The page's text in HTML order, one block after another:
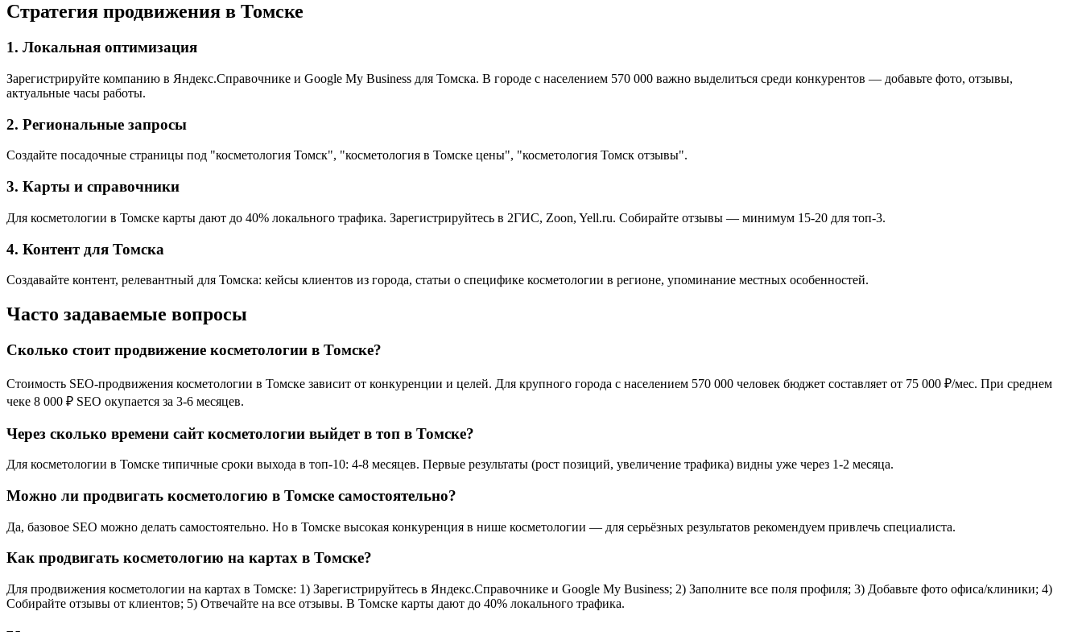
Стратегия продвижения в Томске
1. Локальная оптимизация
Зарегистрируйте компанию в Яндекс.Справочнике и Google My Business для Томска. В городе с населением 570 000 важно выделиться среди конкурентов — добавьте фото, отзывы,
актуальные часы работы.
2. Региональные запросы
Создайте посадочные страницы под "косметология Томск", "косметология в Томске цены", "косметология Томск отзывы".
3. Карты и справочники
Для косметологии в Томске карты дают до 40% локального трафика. Зарегистрируйтесь в 2ГИС, Zoon, Yell.ru. Собирайте отзывы — минимум 15-20 для топ-3.
4. Контент для Томска
Создавайте контент, релевантный для Томска: кейсы клиентов из города, статьи о специфике косметологии в регионе, упоминание местных особенностей.
Часто задаваемые вопросы
Сколько стоит продвижение косметологии в Томске?
Стоимость SEO-продвижения косметологии в Томске зависит от конкуренции и целей. Для крупного города с населением 570 000 человек бюджет составляет от 75 000 ₽/мес. При среднем
чеке 8 000 ₽ SEO окупается за 3-6 месяцев.
Через сколько времени сайт косметологии выйдет в топ в Томске?
Для косметологии в Томске типичные сроки выхода в топ-10: 4-8 месяцев. Первые результаты (рост позиций, увеличение трафика) видны уже через 1-2 месяца.
Можно ли продвигать косметологию в Томске самостоятельно?
Да, базовое SEO можно делать самостоятельно. Но в Томске высокая конкуренция в нише косметологии — для серьёзных результатов рекомендуем привлечь специалиста.
Как продвигать косметологию на картах в Томске?
Для продвижения косметологии на картах в Томске: 1) Зарегистрируйтесь в Яндекс.Справочнике и Google My Business; 2) Заполните все поля профиля; 3) Добавьте фото офиса/клиники; 4)
Собирайте отзывы от клиентов; 5) Отвечайте на все отзывы. В Томске карты дают до 40% локального трафика.